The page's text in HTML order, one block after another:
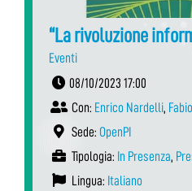
“La rivoluzione
Eventi
08/10/2023 17:00
Con: Enrico Nardelli,
Sede: OpenPI
Tipologia: In Presenza,
Lingua: Italiano